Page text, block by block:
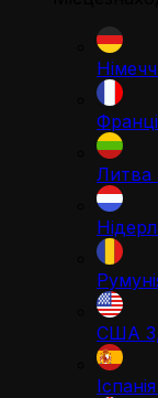
Литва
США
Іспанія